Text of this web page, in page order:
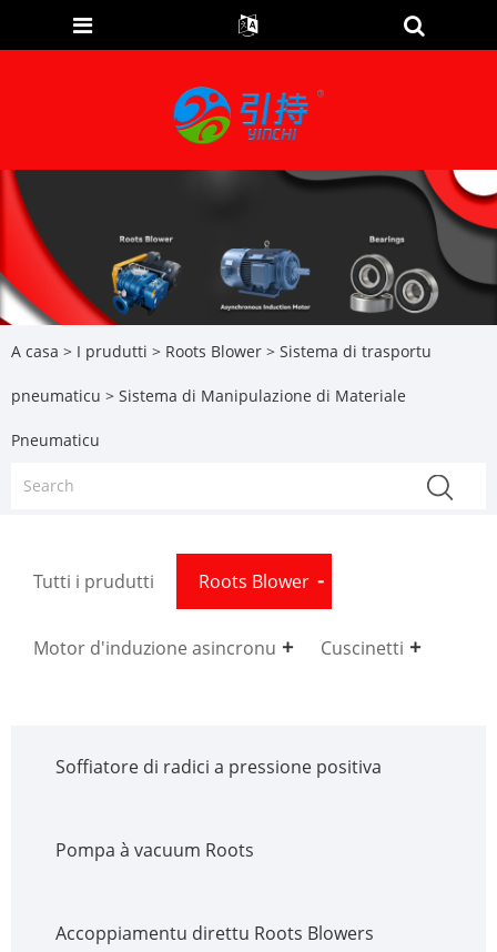
A casa > I prudutti > Roots Blower > Sistema di trasportu
pneumaticu > Sistema di Manipulazione di Materiale
Pneumaticu
Tutti i prudutti Roots Blower
Motor d'induzione asincronu Cuscinetti
Soffiatore di radici a pressione positiva
Pompa à vacuum Roots
Accoppiamentu direttu Roots Blowers